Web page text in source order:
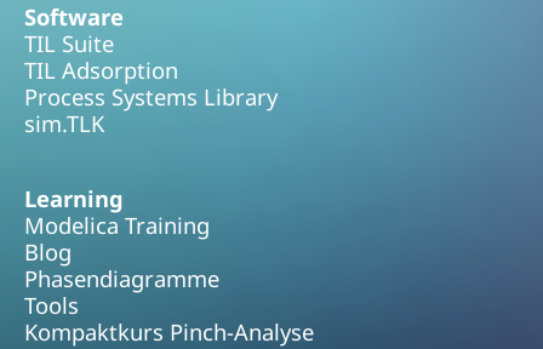
Software
TIL Suite
TIL Adsorption
Process Systems Library
sim.TLK
Learning
Modelica Training
Blog
Phasendiagramme
Tools
Kompaktkurs Pinch-Analyse